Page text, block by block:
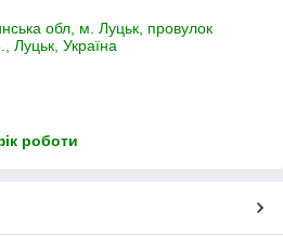
обл, м. Луцьк, провулок
Луцьк, Україна
роботи